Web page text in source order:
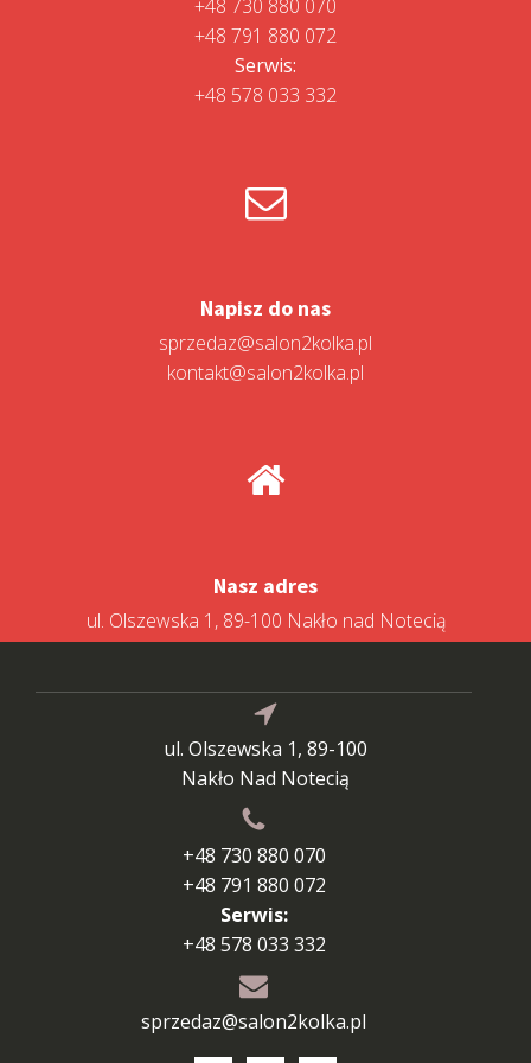
+48 730 880 070
+48 791 880 072
Serwis:
+48 578 033 332
Napisz do nas
sprzedaz@salon2kolka.pl
kontakt@salon2kolka.pl
Nasz adres
ul. Olszewska 1, 89-100 Nakło nad Notecią
ul. Olszewska 1, 89-100
Nakło Nad Notecią
+48 730 880 070
+48 791 880 072
Serwis:
+48 578 033 332
sprzedaz@salon2kolka.pl